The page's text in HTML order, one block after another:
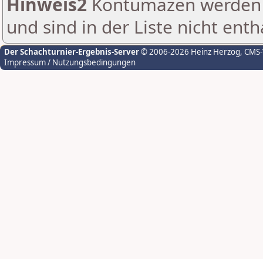
und sind in der Liste nicht
Der Schachturnier-Ergebnis-Server© 2006-2026 Heinz Herzog,
Impressum / Nutzungsbedingungen